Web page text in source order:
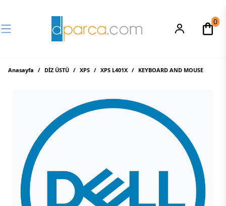
0
Anasayfa / DİZ ÜSTÜ / XPS / XPS L401X / KEYBOARD AND MOUSE